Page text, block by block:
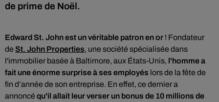
de prime de Noël.
Edward St. John est un véritable patron en or ! Fondateur
de St. John Properties, une société spécialisée dans
l'immobilier basée à Baltimore, aux États-Unis, l'homme a
fait une énorme surprise à ses employés lors de la fête de
fin d’année de son entreprise. En effet, ce dernier a
annoncé qu'il allait leur verser un bonus de 10 millions de